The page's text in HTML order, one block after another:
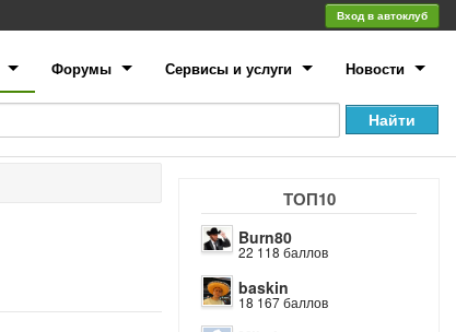
Вход в автоклуб
Форумы Сервисы и услуги Новости
ТОП10
Burn80
22 118 баллов
baskin
18 167 баллов